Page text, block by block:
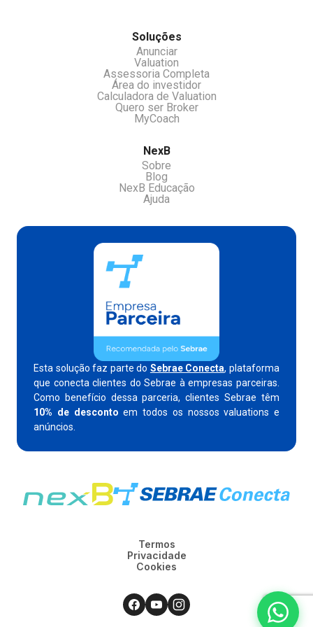
Soluções
Anunciar
Valuation
Assessoria Completa
Área do investidor
Calculadora de Valuation
Quero ser Broker
MyCoach
NexB
Sobre
Blog
NexB Educação
Ajuda
Esta solução faz parte do Sebrae Conecta, plataforma
que conecta clientes do Sebrae à empresas parceiras.
Como benefício dessa parceria, clientes Sebrae têm
10% de desconto em todos os nossos valuations e
anúncios.
Termos
Privacidade
Cookies